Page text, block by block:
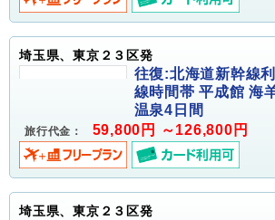
埼玉県、東京２３区発
往復:北海道新幹線
線時間帯 平成館 海
温泉4日間
旅行代金： 59,800円 ～126,800円
埼玉県、東京２３区発